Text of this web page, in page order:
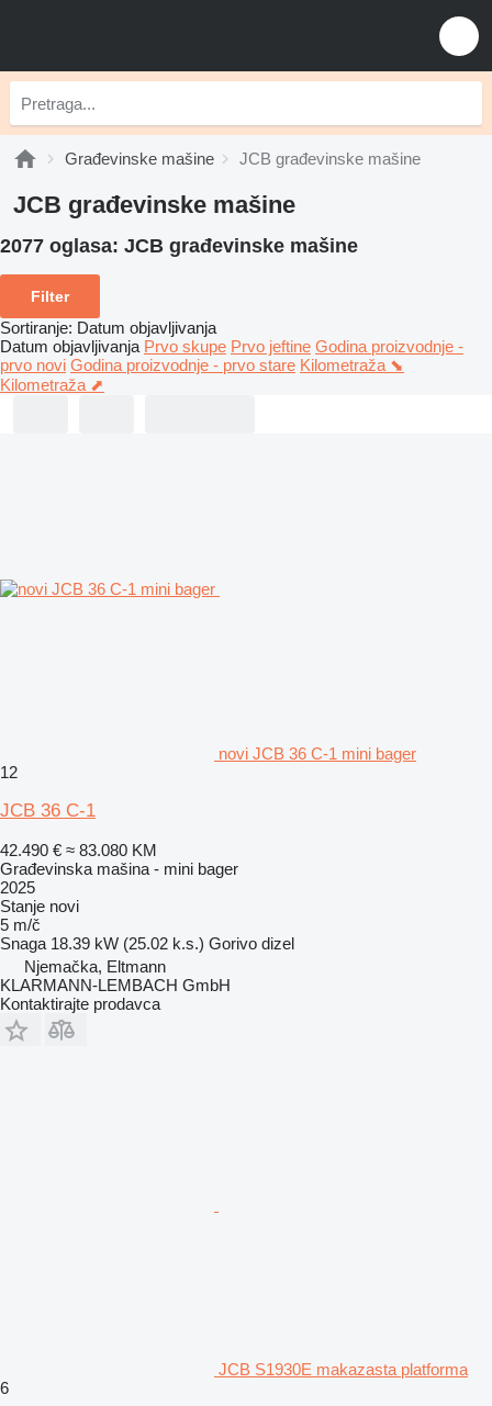
Građevinske mašine JCB građevinske mašine
JCB građevinske mašine
2077 oglasa: JCB građevinske mašine
Filter
Sortiranje: Datum objavljivanja
Datum objavljivanja Prvo skupe Prvo jeftine Godina proizvodnje -
prvo novi Godina proizvodnje - prvo stare Kilometraža ⬊
Kilometraža ⬈
novi JCB 36 C-1 mini bager
12
JCB 36 C-1
42.490 € ≈ 83.080 KM
Građevinska mašina - mini bager
2025
Stanje novi
5 m/č
Snaga 18.39 kW (25.02 k.s.) Gorivo dizel
Njemačka, Eltmann
KLARMANN-LEMBACH GmbH
Kontaktirajte prodavca
JCB S1930E makazasta platforma
6